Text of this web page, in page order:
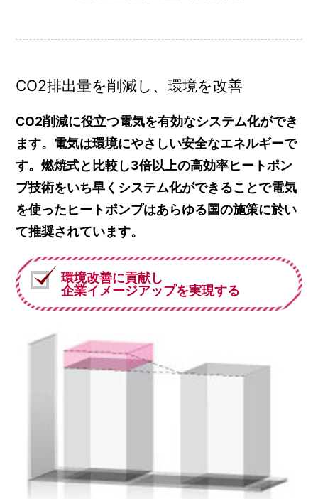
CO2排出量を削減し、環境を改善
CO2削減に役立つ電気を有効なシステム化ができ
ます。電気は環境にやさしい安全なエネルギーで
す。燃焼式と比較し3倍以上の高効率ヒートポン
プ技術をいち早くシステム化ができることで電気
を使ったヒートポンプはあらゆる国の施策に於い
て推奨されています。
環境改善に貢献し
企業イメージアップを実現する